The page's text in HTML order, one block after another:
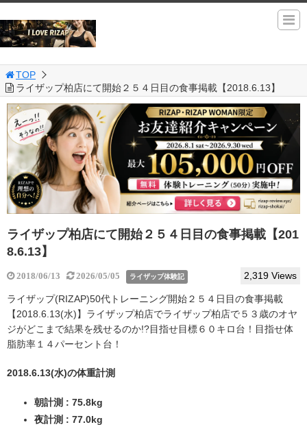
TOP
ライザップ柏店にて開始２５４日目の食事掲載【2018.6.13】
ライザップ柏店にて開始２５４日目の食事掲載【201
8.6.13】
2018/06/13 2026/05/05 ライザップ体験記 2,319 Views
ライザップ(RIZAP)50代トレーニング開始２５４日目の食事掲載
【2018.6.13(水)】ライザップ柏店でライザップ柏店で５３歳のオヤ
ジがどこまで結果を残せるのか!?目指せ目標６０キロ台！目指せ体
脂肪率１４パーセント台！
2018.6.13(水)の体重計測
朝計測 : 75.8kg
夜計測 : 77.0kg